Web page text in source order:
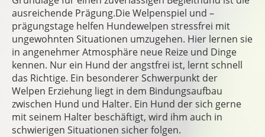
ausreichende Prägung.Die Welpenspiel und –
prägungstage helfen Hundewelpen stressfrei mit
ungewohnten Situationen umzugehen. Hier lernen sie
in angenehmer Atmosphäre neue Reize und Dinge
kennen. Nur ein Hund der angstfrei ist, lernt schnell
das Richtige. Ein besonderer Schwerpunkt der
Welpen Erziehung liegt in dem Bindungsaufbau
zwischen Hund und Halter. Ein Hund der sich gerne
mit seinem Halter beschäftigt, wird ihm auch in
schwierigen Situationen sicher folgen.